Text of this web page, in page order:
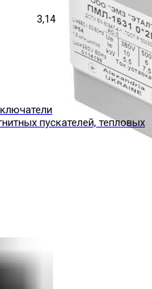
3,14
пускателей, тепловых